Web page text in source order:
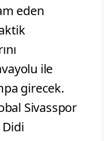
eden
ile
girecek.
Sivasspor
Didi